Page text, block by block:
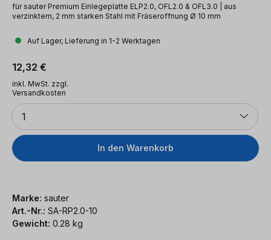
für sauter Premium Einlegeplatte ELP2.0, OFL2.0 & OFL3.0 | aus
verzinktem, 2 mm starken Stahl mit Fräseroffnung Ø 10 mm
Auf Lager, Lieferung in 1-2 Werktagen
Regulärer Preis:
12,32 €
inkl. MwSt. zzgl.
Versandkosten
Anzahl
1
In den Warenkorb
Marke: sauter
Art.-Nr.: SA-RP2.0-10
Gewicht: 0.28 kg